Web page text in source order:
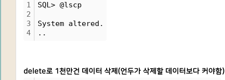
1
2
3
4
SQL> @lscp
System altered.
..
delete로 1천만건 데이터 삭제(언두가 삭제할 데이터보다 커야함)